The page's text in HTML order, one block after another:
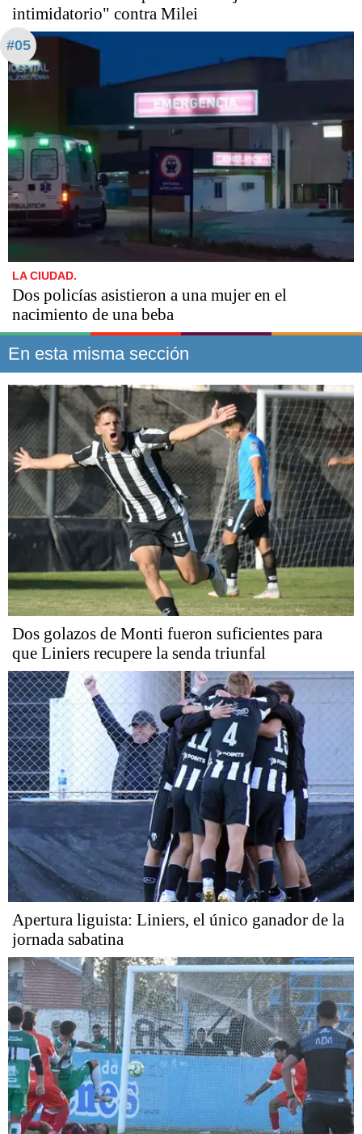
intimidatorio" contra Milei
#05
LA CIUDAD.
Dos policías asistieron a una mujer en el
nacimiento de una beba
En esta misma sección
Dos golazos de Monti fueron suficientes para
que Liniers recupere la senda triunfal
Apertura liguista: Liniers, el único ganador de la
jornada sabatina